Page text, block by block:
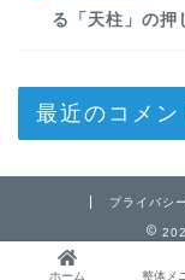
る「天柱」の押
最近のコメン
プライバシ
ホーム 整体メ